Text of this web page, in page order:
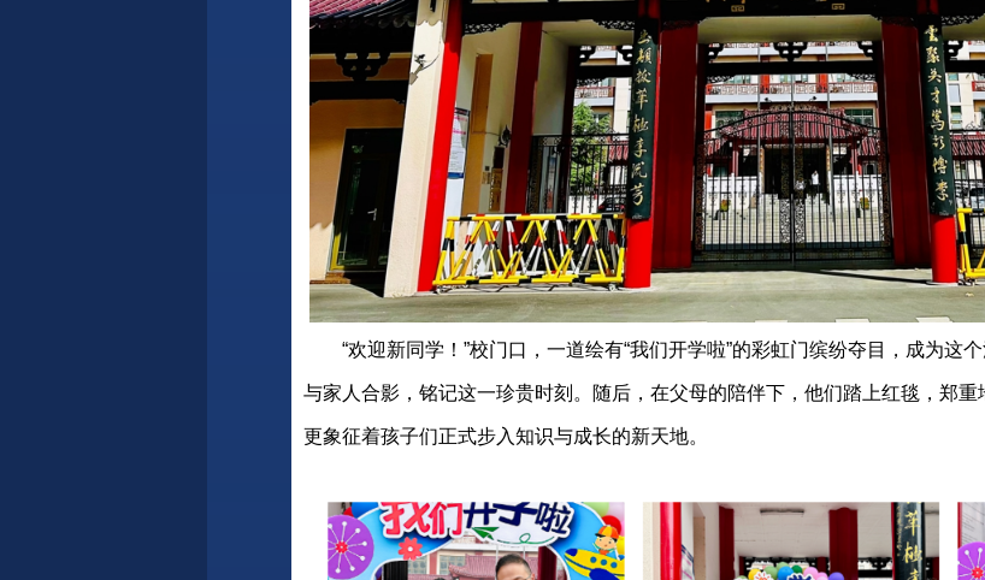
“欢迎新同学！”校门口，一道绘有“我们开学啦”的彩虹门缤纷夺目，成为这
与家人合影，铭记这一珍贵时刻。随后，在父母的陪伴下，他们踏上红毯，郑
更象征着孩子们正式步入知识与成长的新天地。